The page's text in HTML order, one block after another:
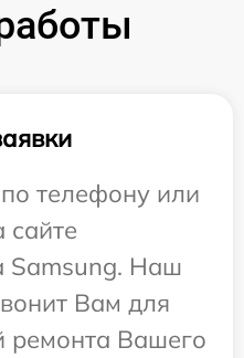
телефону или
сайте
Samsung. Наш
Вам для
ремонта Вашего